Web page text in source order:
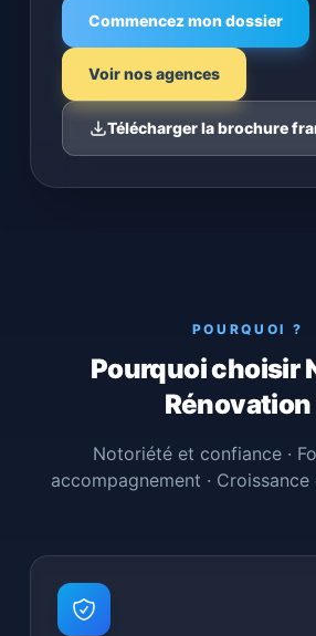
Commencez mon dossier
Voir nos agences
Télécharger la brochure
POURQUOI ?
Pourquoi choisir
Rénovation
Notoriété et confiance ·
accompagnement ·